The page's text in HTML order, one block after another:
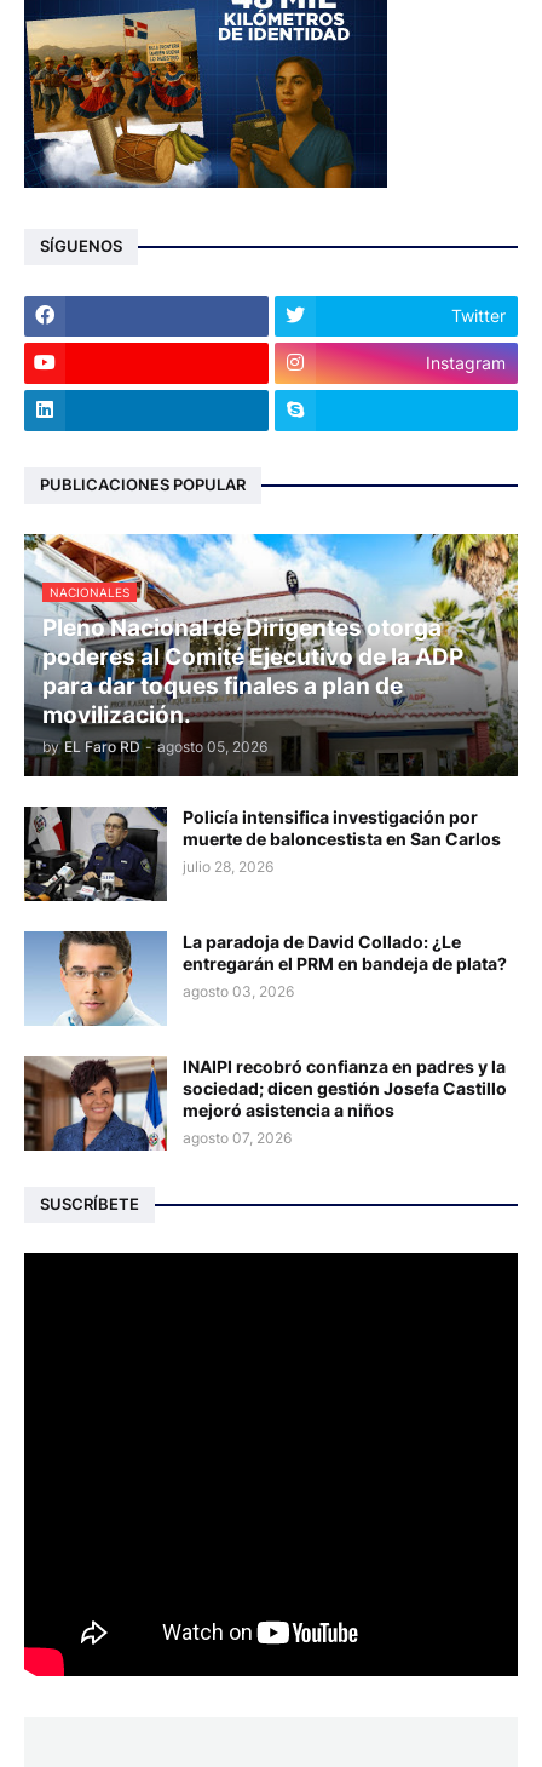
SÍGUENOS
Twitter
Instagram
PUBLICACIONES POPULAR
NACIONALES
Pleno Nacional de Dirigentes otorga
poderes al Comité Ejecutivo de la ADP
para dar toques finales a plan de
movilización.
by EL Faro RD - agosto 05, 2026
Policía intensifica investigación por
muerte de baloncestista en San Carlos
julio 28, 2026
La paradoja de David Collado: ¿Le
entregarán el PRM en bandeja de plata?
agosto 03, 2026
INAIPI recobró confianza en padres y la
sociedad; dicen gestión Josefa Castillo
mejoró asistencia a niños
agosto 07, 2026
SUSCRÍBETE